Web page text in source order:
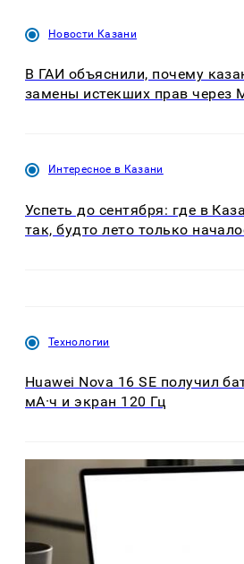
Новости Казани
В ГАИ объяснили, почему
замены истекших прав через
Интересное в Казани
Успеть до сентября: где в
так, будто лето только
Технологии
Huawei Nova 16 SE получил
мА·ч и экран 120 Гц